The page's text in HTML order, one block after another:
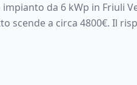
impianto da 6 kWp in Friuli
scende a circa 4800€. Il